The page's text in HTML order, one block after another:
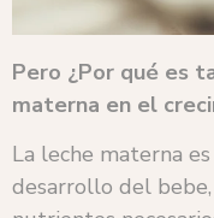
Pero ¿Por qué es
materna en el
La leche materna
desarrollo del